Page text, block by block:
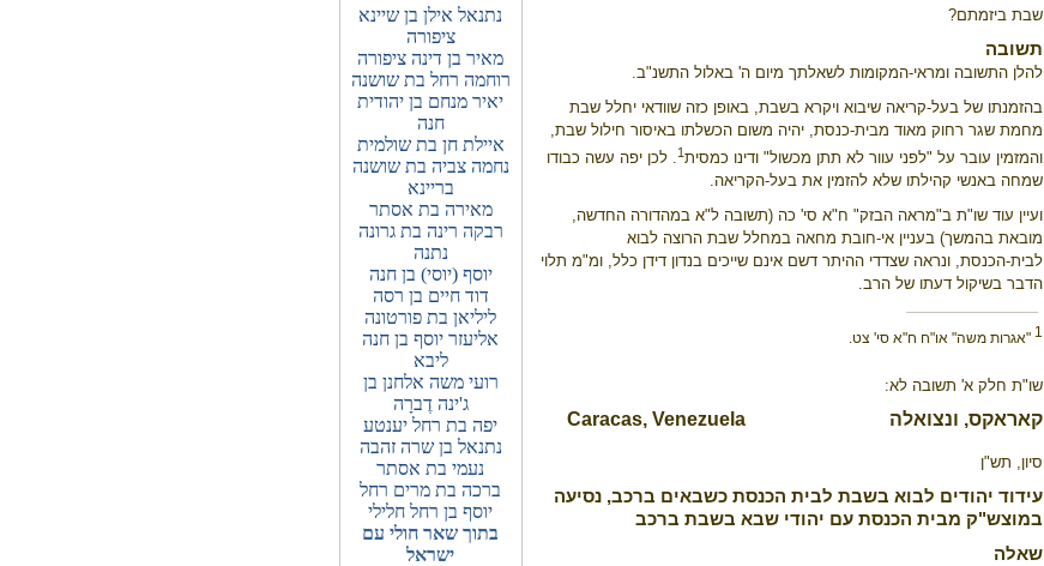
שבת ביזמתם?
תשובה
להלן התשובה ומראי-המקומות לשאלתך מיום ה' באלול התשנ"ב.
בהזמנתו של בעל-קריאה שיבוא ויקרא בשבת, באופן כזה שוודאי יחלל שבת
מחמת שגר רחוק מאוד מבית-כנסת, יהיה משום הכשלתו באיסור חילול שבת,
והמזמין עובר על "לפני עוור לא תתן מכשול" ודינו כמסית1. לכן יפה עשה כבודו
שמחה באנשי קהילתו שלא להזמין את בעל-הקריאה.
ועיין עוד שו"ת ב"מראה הבזק" ח"א סי' כה (תשובה ל"א במהדורה החדשה,
מובאת בהמשך) בעניין אי-חובת מחאה במחלל שבת הרוצה לבוא
לבית-הכנסת, ונראה שצדדי ההיתר דשם אינם שייכים בנדון דידן כלל, ומ"מ תלוי
הדבר בשיקול דעתו של הרב.
1 "אגרות משה" או"ח ח"א סי' צט.
שו"ת חלק א' תשובה לא:
קאראקס, ונצואלה
סיון, תש"ן
עידוד יהודים לבוא בשבת לבית הכנסת כשבאים ברכב, נסיעה
במוצש"ק מבית הכנסת עם יהודי שבא בשבת ברכב
שאלה
נתנאל אילן בן שיינא
ציפורה
מאיר בן דינה ציפורה
רוחמה רחל בת שושנה
יאיר מנחם בן יהודית
חנה
איילת חן בת שולמית
נחמה צביה בת שושנה
בריינא
מאירה בת אסתר
רבקה רינה בת גרונה
נתנה
יוסף (יוסי) בן חנה
דוד חיים בן רסה
ליליאן בת פורטונה
אליעזר יוסף בן חנה
ליבא
רועי משה אלחנן בן
ג'ינה דֶברָה
יפה בת רחל יענטע
נתנאל בן שרה זהבה
נעמי בת אסתר
ברכה בת מרים רחל
יוסף בן רחל חלילי
בתוך שאר חולי עם
ישראל